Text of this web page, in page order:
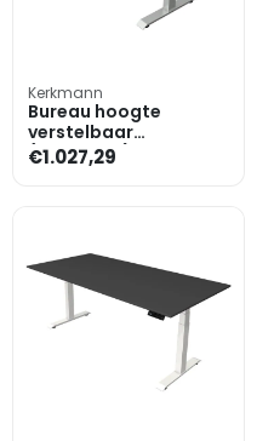
Kerkmann
Bureau hoogte
verstelbaar
(elektrisch) »Move 4«
200 cm T-poot
€1.027,29